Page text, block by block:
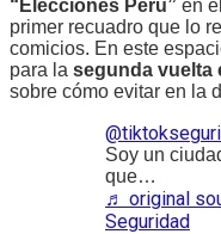
“Elecciones Perú” en
primer recuadro que lo
comicios. En este
para la segunda vuelta
sobre cómo evitar en la
Soy un
que…
♬ original
Seguridad